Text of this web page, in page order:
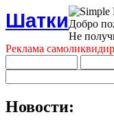
ШаткиДобро
Не
Реклама
Новости: